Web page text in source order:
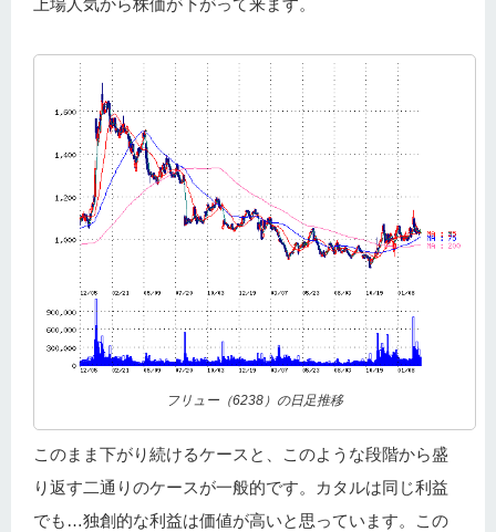
フリュー（6238）の日足推移
このまま下がり続けるケースと、このような段階から盛
り返す二通りのケースが一般的です。カタルは同じ利益
でも…独創的な利益は価値が高いと思っています。この